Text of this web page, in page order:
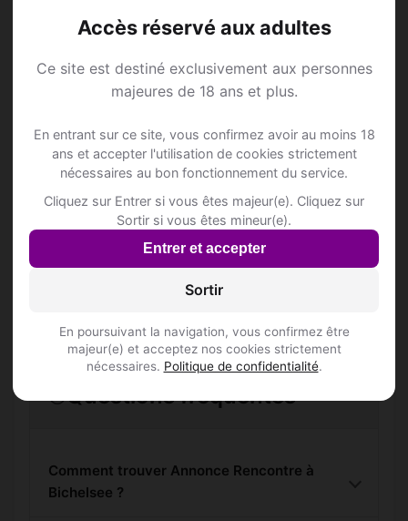
Accès réservé aux adultes
Ce site est destiné exclusivement aux personnes
majeures de 18 ans et plus.
En entrant sur ce site, vous confirmez avoir au moins 18
ans et accepter l'utilisation de cookies strictement
nécessaires au bon fonctionnement du service.
Cliquez sur Entrer si vous êtes majeur(e). Cliquez sur
Sortir si vous êtes mineur(e).
Entrer et accepter
Sortir
En poursuivant la navigation, vous confirmez être
majeur(e) et acceptez nos cookies strictement
nécessaires. Politique de confidentialité.
Annonce Rencontre à
Bichelsee
Rejoins les membres de Bichelsee et des
alentours !
S'inscrire gratuitement
Questions fréquentes
Comment trouver Annonce Rencontre à
Bichelsee ?